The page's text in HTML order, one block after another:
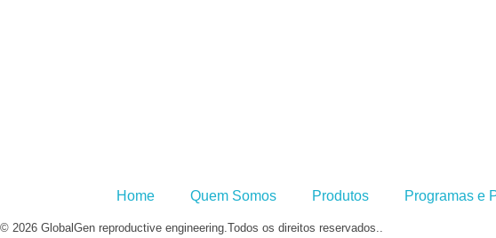
Home Quem Somos Produtos Programas e
© 2026 GlobalGen reproductive engineering.Todos os direitos reservados..